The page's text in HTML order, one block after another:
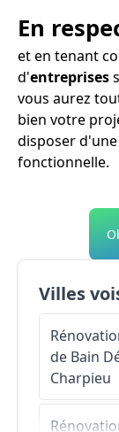
En
et en tenant
d'entreprises
vous aurez
bien votre
disposer
fonctionnelle.
Villes
de Bain
Charpieu